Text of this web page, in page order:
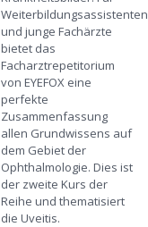
Weiterbildungsassistenten
und junge Fachärzte
bietet das
Facharztrepetitorium
von EYEFOX eine
perfekte
Zusammenfassung
allen Grundwissens auf
dem Gebiet der
Ophthalmologie. Dies ist
der zweite Kurs der
Reihe und thematisiert
die Uveitis.